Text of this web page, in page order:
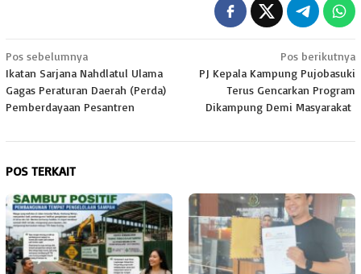
Navigasi
pos
Pos sebelumnya
Ikatan Sarjana Nahdlatul Ulama
Gagas Peraturan Daerah (Perda)
Pemberdayaan Pesantren
Pos berikutnya
PJ Kepala Kampung Pujobasuki
Terus Gencarkan Program
Dikampung Demi Masyarakat
POS TERKAIT